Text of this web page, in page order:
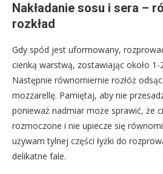
Nakładanie sosu i sera –
rozkład
Gdy spód jest uformowany,
cienką warstwą, zostawiając około
Następnie równomiernie rozłóż
mozzarellę. Pamiętaj, aby nie
ponieważ nadmiar może sprawić, że
rozmoczone i nie upiecze się
używam tylnej części łyżki do
delikatne fale.